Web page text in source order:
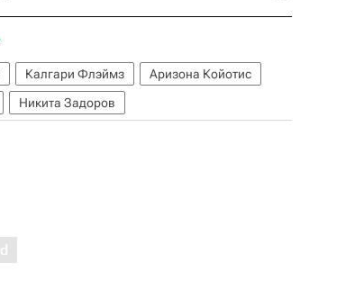
Калгари Флэймз
Аризона Койотис
Никита Задоров